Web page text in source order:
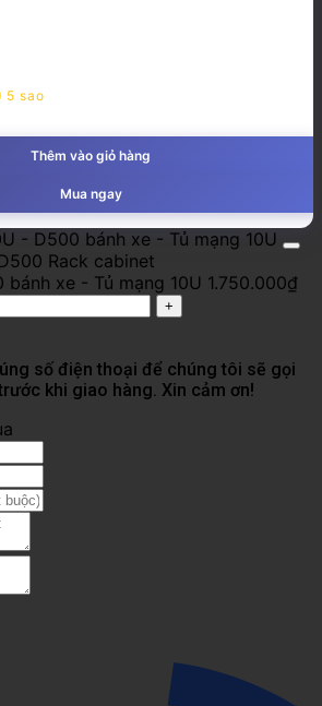
5 sao
Thêm vào giỏ hàng
Mua ngay
- D500 bánh xe - Tủ mạng 10U
bánh xe - Tủ mạng 10U 1.750.000₫
số điện thoại để chúng tôi sẽ gọi
khi giao hàng. Xin cảm ơn!